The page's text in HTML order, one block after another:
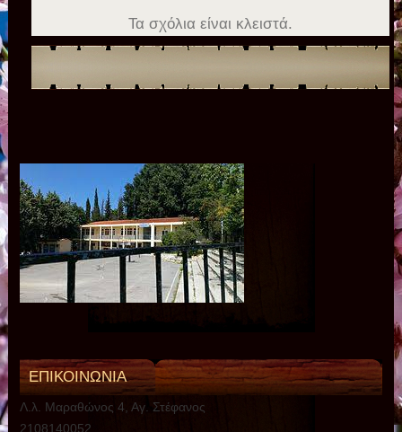
Τα σχόλια είναι κλειστά.
ΕΠΙΚΟΙΝΩΝΙΑ
Λ.λ. Μαραθώνος 4, Αγ. Στέφανος
2108140052